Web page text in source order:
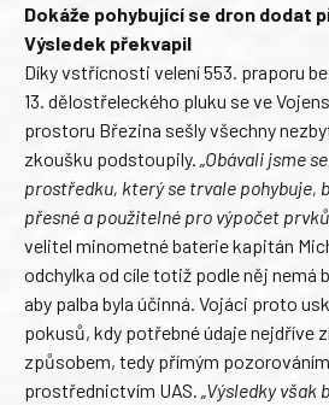
Dokáže pohybující se dron dodat
Výsledek překvapil
Díky vstřícnosti velení 553. praporu
13. dělostřeleckého pluku se ve
prostoru Březina sešly všechny
zkoušku podstoupily. „Obávali jsme
prostředku, který se trvale pohybuje,
přesné a použitelné pro výpočet
velitel minometné baterie kapitán
odchylka od cíle totiž podle něj nemá
aby palba byla účinná. Vojáci proto
pokusů, kdy potřebné údaje nejdříve
způsobem, tedy přímým
prostřednictvím UAS. „Výsledky však